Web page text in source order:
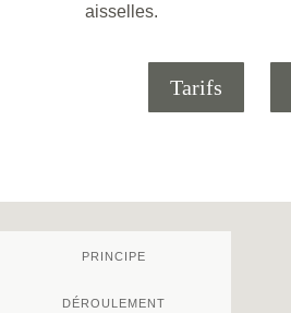
aisselles.
Tarifs
principe
déroulement